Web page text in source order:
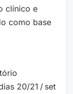
clínico e
como base
20/21 / set